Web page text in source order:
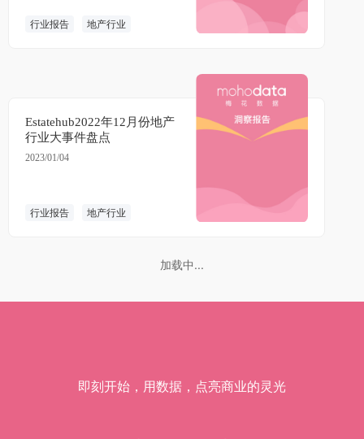
行业报告 地产行业
Estatehub2022年12月份地产
行业大事件盘点
2023/01/04
行业报告 地产行业
加载中...
即刻开始，用数据，点亮商业的灵光